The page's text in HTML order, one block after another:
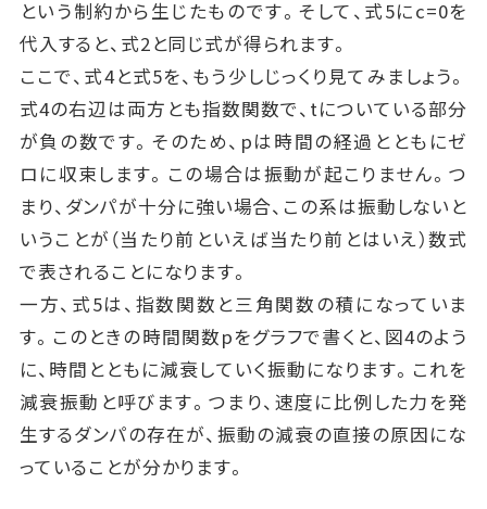
という制約から生じたものです。そして、式5にc=0を
代入すると、式2と同じ式が得られます。
ここで、式4と式5を、もう少しじっくり見てみましょう。
式4の右辺は両方とも指数関数で、tについている部分
が負の数です。そのため、pは時間の経過とともにゼ
ロに収束します。この場合は振動が起こりません。つ
まり、ダンパが十分に強い場合、この系は振動しないと
いうことが（当たり前といえば当たり前とはいえ）数式
で表されることになります。
一方、式5は、指数関数と三角関数の積になっていま
す。このときの時間関数pをグラフで書くと、図4のよう
に、時間とともに減衰していく振動になります。これを
減衰振動と呼びます。つまり、速度に比例した力を発
生するダンパの存在が、振動の減衰の直接の原因にな
っていることが分かります。